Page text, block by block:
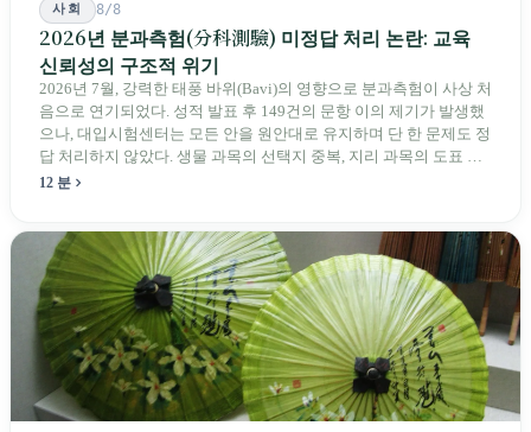
사회 8/8
2026년 분과측험(分科測驗) 미정답 처리 논란: 교육
신뢰성의 구조적 위기
2026년 7월, 강력한 태풍 바위(Bavi)의 영향으로 분과측험이 사상 처
음으로 연기되었다. 성적 발표 후 149건의 문항 이의 제기가 발생했
으나, 대입시험센터는 모든 안을 원안대로 유지하며 단 한 문제도 정
답 처리하지 않았다. 생물 과목의 선택지 중복, 지리 과목의 도표 오
류 등에 대해 당국은 "답안 작성에 영향이 없다"라고만 답했다. 국회
12 분